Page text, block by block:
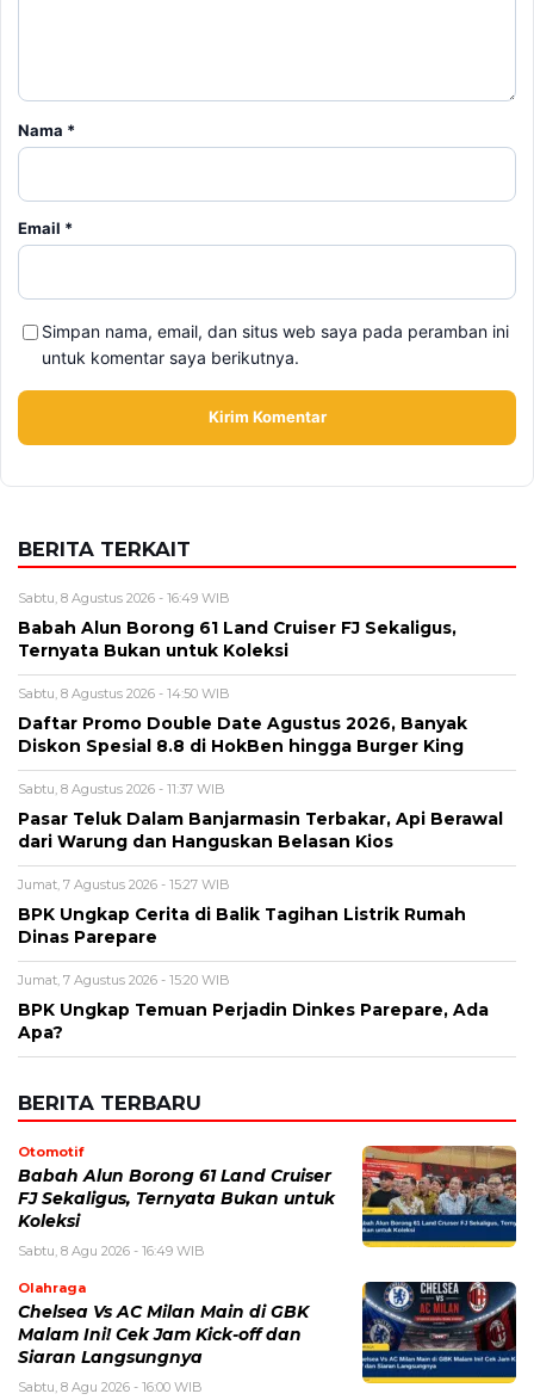
Alamat email tidak akan dipublikasikan. Kolom wajib ditandai *.
Komentar*
Nama*
Simpan nama, email, dan situs web saya pada peramban ini
untuk komentar saya berikutnya.